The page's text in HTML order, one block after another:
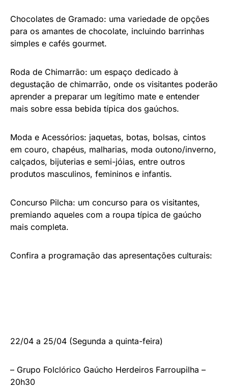
Chocolates de Gramado: uma variedade de opções
para os amantes de chocolate, incluindo barrinhas
simples e cafés gourmet.
Roda de Chimarrão: um espaço dedicado à
degustação de chimarrão, onde os visitantes poderão
aprender a preparar um legítimo mate e entender
mais sobre essa bebida típica dos gaúchos.
Moda e Acessórios: jaquetas, botas, bolsas, cintos
em couro, chapéus, malharias, moda outono/inverno,
calçados, bijuterias e semi-jóias, entre outros
produtos masculinos, femininos e infantis.
Concurso Pilcha: um concurso para os visitantes,
premiando aqueles com a roupa típica de gaúcho
mais completa.
Confira a programação das apresentações culturais:
22/04 a 25/04 (Segunda a quinta-feira)
– Grupo Folclórico Gaúcho Herdeiros Farroupilha –
20h30